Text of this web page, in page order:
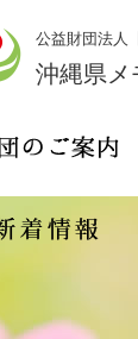
公益財団法人
沖縄県メ